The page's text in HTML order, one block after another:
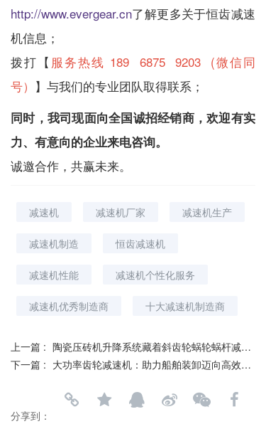
http://www.evergear.cn了解更多关于恒齿减速
机信息；
拨打【 服务热线 189 6875 9203 (微信同
号） 】与我们的专业团队取得联系；
同时，我司现面向全国诚招经销商，欢迎有实
力、有意向的企业来电咨询。
诚邀合作，共赢未来。
减速机 减速机厂家 减速机生产
减速机制造 恒齿减速机
减速机性能 减速机个性化服务
减速机优秀制造商 十大减速机制造商
上一篇 : 陶瓷压砖机升降系统藏着斜齿轮蜗轮蜗杆减速机的奥秘
下一篇 : 大功率齿轮减速机：助力船舶装卸迈向高效新时代
分享到：